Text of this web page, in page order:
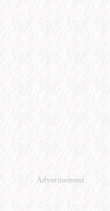
Advertisement